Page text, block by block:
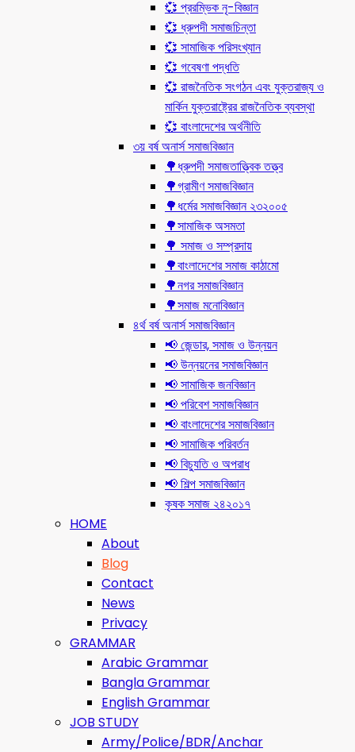
💞 প্ররম্ভিক নৃ-বিজ্ঞান
💞 ধ্রুপদী সমাজচিন্তা
💞 সামাজিক পরিসংখ্যান
💞 গবেষণা পদ্ধতি
💞 রাজনৈতিক সংগঠন এবং যুক্তরাজ্য ও
মার্কিন যুক্তরাষ্ট্রের রাজনৈতিক ব্যবস্থা
💞 বাংলাদেশের অর্থনীতি
৩য় বর্ষ অনার্স সমাজবিজ্ঞান
🌳ধ্রুপদী সমাজতাত্ত্বিক তত্ত্ব
🌳গ্রামীণ সমাজবিজ্ঞান
🌳ধর্মের সমাজবিজ্ঞান ২৩২০০৫
🌳সামাজিক অসমতা
🌳 সমাজ ও সম্প্রদায়
🌳বাংলাদেশের সমাজ কাঠামো
🌳নগর সমাজবিজ্ঞান
🌳সমাজ মনোবিজ্ঞান
৪র্থ বর্ষ অনার্স সমাজবিজ্ঞান
📢 জেন্ডার, সমাজ ও উন্নয়ন
📢 উন্নয়নের সমাজবিজ্ঞান
📢 সামাজিক জনবিজ্ঞান
📢 পরিবেশ সমাজবিজ্ঞান
📢 বাংলাদেশের সমাজবিজ্ঞান
📢 সামাজিক পরিবর্তন
📢 বিচ্যুতি ও অপরাধ
📢 শিল্প সমাজবিজ্ঞান
কৃষক সমাজ ২৪২০১৭
HOME
About
Blog
Contact
News
Privacy
GRAMMAR
Arabic Grammar
Bangla Grammar
English Grammar
JOB STUDY
Army/Police/BDR/Anchar